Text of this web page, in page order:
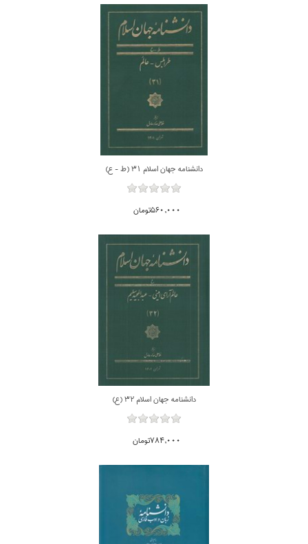
دانشنامه جهان اسلام 31 (ط - ع)
560,000تومان
دانشنامه جهان اسلام 32 (ع)
784,000تومان